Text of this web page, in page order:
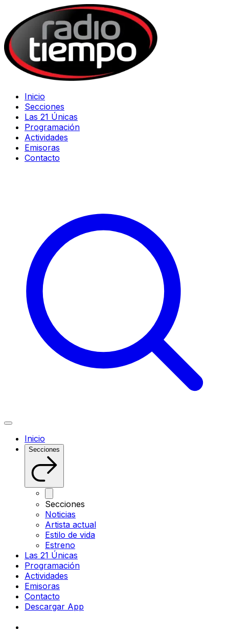
Inicio
Secciones
Las 21 Únicas
Programación
Actividades
Emisoras
Contacto
Inicio
Secciones
Secciones
Noticias
Artista actual
Estilo de vida
Estreno
Las 21 Únicas
Programación
Actividades
Emisoras
Contacto
Descargar App